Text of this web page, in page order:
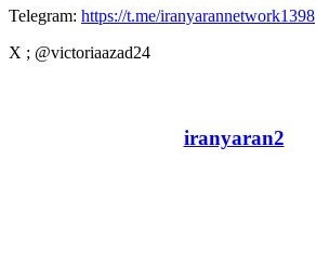
Telegram: https://t.me/iranyarannetwork1398
X ; @victoriaazad24